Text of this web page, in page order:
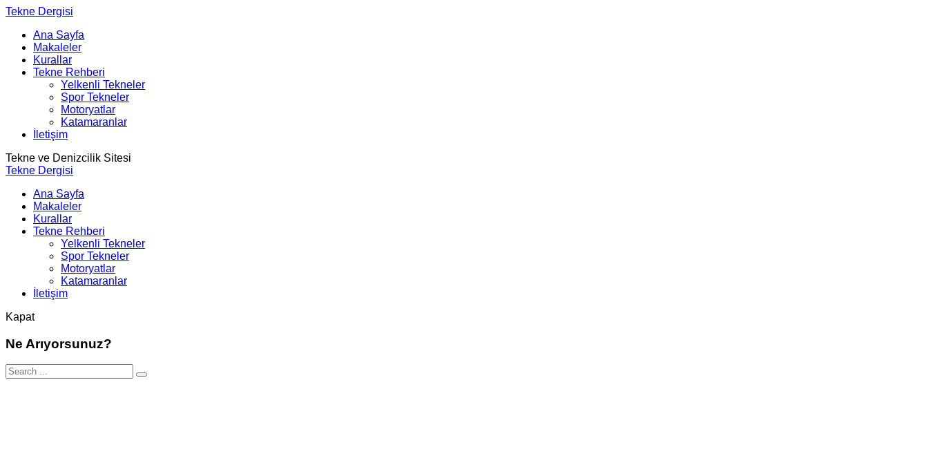
Tekne Dergisi
Ana Sayfa
Makaleler
Kurallar
Tekne Rehberi
Yelkenli Tekneler
Spor Tekneler
Motoryatlar
Katamaranlar
İletişim
Tekne ve Denizcilik Sitesi
Tekne Dergisi
Ana Sayfa
Makaleler
Kurallar
Tekne Rehberi
Yelkenli Tekneler
Spor Tekneler
Motoryatlar
Katamaranlar
İletişim
Kapat
Ne Arıyorsunuz?